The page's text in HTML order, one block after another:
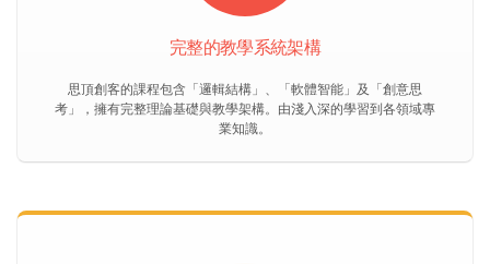
完整的教學系統架構
思頂創客的課程包含「邏輯結構」、「軟體智能」及「創意思
考」，擁有完整理論基礎與教學架構。由淺入深的學習到各領域專
業知識。